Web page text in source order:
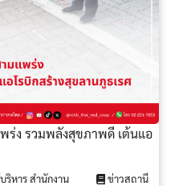
ง รวมพลังสุขภาพดี เต้นแอ
ริหาร สำนักงาน
ข่าวสถานี